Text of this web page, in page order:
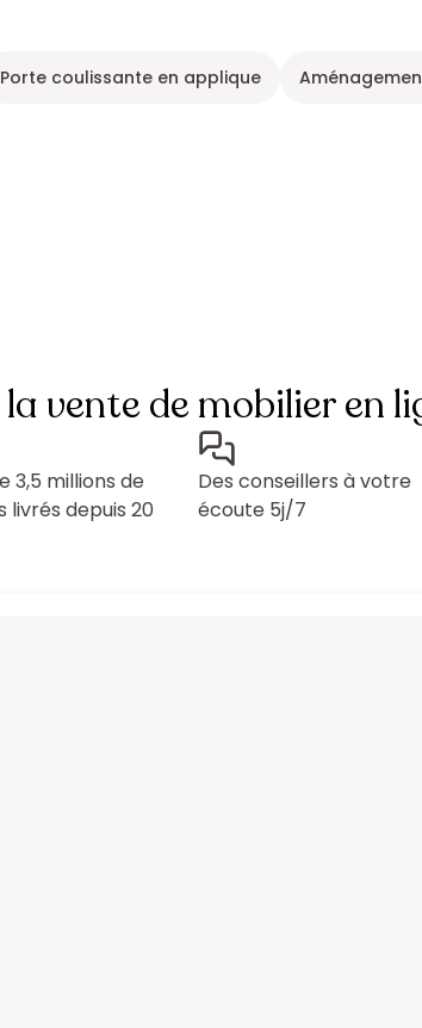
Porte coulissante en applique
la vente de mobilier en
3,5 millions de
livrés depuis 20
Des conseillers à votre
écoute 5j/7